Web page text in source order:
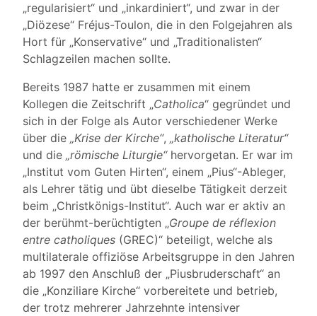
„regularisiert“ und „inkardiniert“, und zwar in der
„Diözese“ Fréjus-Toulon, die in den Folgejahren als
Hort für „Konservative“ und „Traditionalisten“
Schlagzeilen machen sollte.
Bereits 1987 hatte er zusammen mit einem
Kollegen die Zeitschrift „Catholica“ gegründet und
sich in der Folge als Autor verschiedener Werke
über die „Krise der Kirche“, „katholische Literatur“
und die „römische Liturgie“hervorgetan. Er war im
„Institut vom Guten Hirten“, einem „Pius“-Ableger,
als Lehrer tätig und übt dieselbe Tätigkeit derzeit
beim „Christkönigs-Institut“. Auch war er aktiv an
der berühmt-berüchtigten „Groupe de réflexion
entre catholiques (GREC)“ beteiligt, welche als
multilaterale offiziöse Arbeitsgruppe in den Jahren
ab 1997 den Anschluß der „Piusbruderschaft“ an
die „Konziliare Kirche“ vorbereitete und betrieb,
der trotz mehrerer Jahrzehnte intensiver